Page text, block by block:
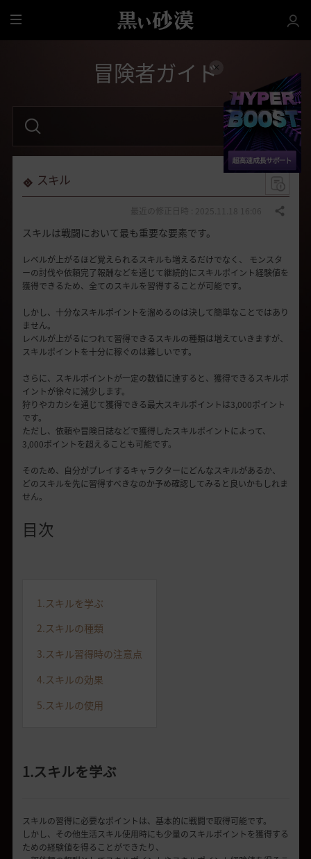
全
冒険者ガイド
句
を
スキル
共有する
スキルは戦闘において最も重要な要素です。
レベルが上がるほど覚えられるスキルも増えるだけでなく、
モンスタ
ーの討伐や依頼完了報酬などを通じて継続的にスキルポイント経験値を
獲得できるため、 全てのスキルを習得することが可能です。
しかし、十分なスキルポイントを溜めるのは決して簡単なことではあり
ません。
レベルが上がるにつれて習得できるスキルの種類は増えていきますが、
スキルポイントを十分に稼ぐのは難しいです。
さらに、スキルポイントが一定の数値に達すると、獲得できるスキルポ
イントが徐々に減少します。
狩りやカカシを通じて獲得できる最大スキルポイントは3,000ポイント
です。
ただし、依頼や冒険日誌などで獲得したスキルポイントによって、
3,000ポイントを超えることも可能です。
そのため、自分がプレイするキャラクターにどんなスキルがあるか、
どのスキルを先に習得すべきなのか予め確認してみると良いかもしれま
せん。
目次
1.スキルを学ぶ
2.スキルの種類
3.スキル習得時の注意点
4.スキルの効果
5.スキルの使用
1.スキルを学ぶ
スキルの習得に必要なポイントは、基本的に戦闘で取得可能です。
しかし、その他生活スキル使用時にも少量のスキルポイントを獲得する
ための経験値を得ることができたり、